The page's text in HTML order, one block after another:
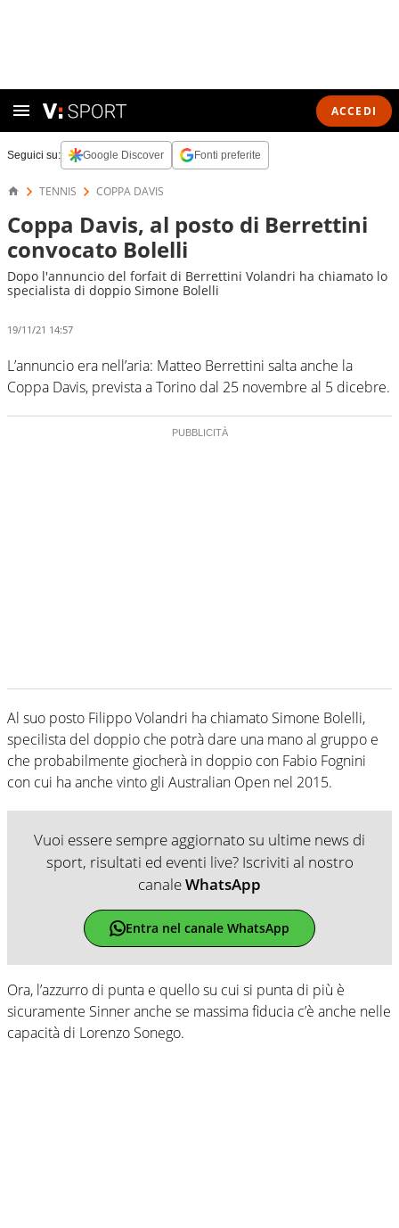
ACCEDI
Seguici su: Google Discover Fonti preferite
TENNIS COPPA DAVIS
Coppa Davis, al posto di Berrettini
convocato Bolelli
Dopo l'annuncio del forfait di Berrettini Volandri ha chiamato lo
specialista di doppio Simone Bolelli
19/11/21 14:57
L’annuncio era nell’aria: Matteo Berrettini salta anche la
Coppa Davis, prevista a Torino dal 25 novembre al 5 dicebre.
Al suo posto Filippo Volandri ha chiamato Simone Bolelli,
specilista del doppio che potrà dare una mano al gruppo e
che probabilmente giocherà in doppio con Fabio Fognini
con cui ha anche vinto gli Australian Open nel 2015.
Vuoi essere sempre aggiornato su ultime news di
sport, risultati ed eventi live? Iscriviti al nostro
canaleWhatsApp
Entra nel canale WhatsApp
Ora, l’azzurro di punta e quello su cui si punta di più è
sicuramente Sinner anche se massima fiducia c’è anche nelle
capacità di Lorenzo Sonego.